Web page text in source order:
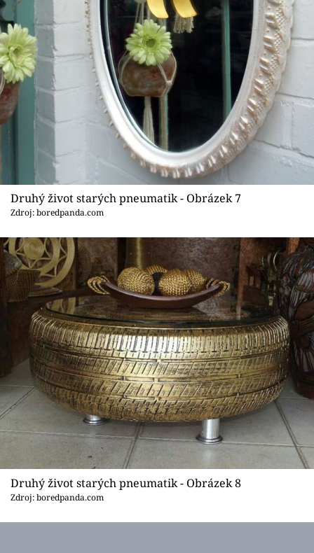
Druhý život starých pneumatik - Obrázek 7
Zdroj: boredpanda.com
Druhý život starých pneumatik - Obrázek 8
Zdroj: boredpanda.com